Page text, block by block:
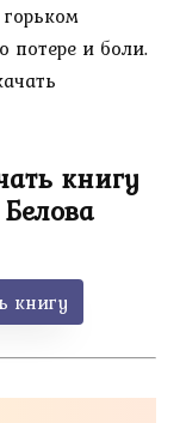
потере и боли.
книгу
книгу